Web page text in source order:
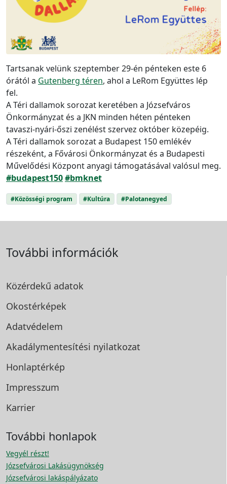
Tartsanak velünk szeptember 29-én pénteken este 6
órától a Gutenberg téren, ahol a LeRom Együttes lép
fel.
A Téri dallamok sorozat keretében a Józsefváros
Önkormányzat és a JKN minden héten pénteken
tavaszi-nyári-őszi zenélést szervez október közepéig.
A Téri dallamok sorozat a Budapest 150 emlékév
részeként, a Fővárosi Önkormányzat és a Budapesti
Művelődési Központ anyagi támogatásával valósul meg.
#budapest150#bmknet
#Közösségi program #Kultúra #Palotanegyed
További információk
Közérdekű adatok
Okostérképek
Adatvédelem
Akadálymentesítési nyilatkozat
Honlaptérkép
Impresszum
Karrier
További honlapok
Vegyél részt!
Józsefvárosi Lakásügynökség
Józsefvárosi lakáspályázato